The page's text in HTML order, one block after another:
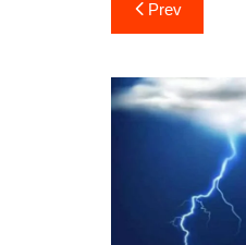
Prev